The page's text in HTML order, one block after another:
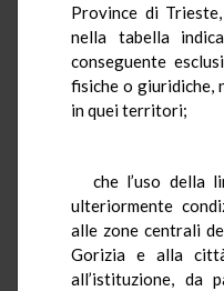
Province di
nella tabella
conseguente
fisiche o giuridiche,
in quei territori;
che l’uso della
ulteriormente
alle zone centrali
Gorizia e alla
all’istituzione, da